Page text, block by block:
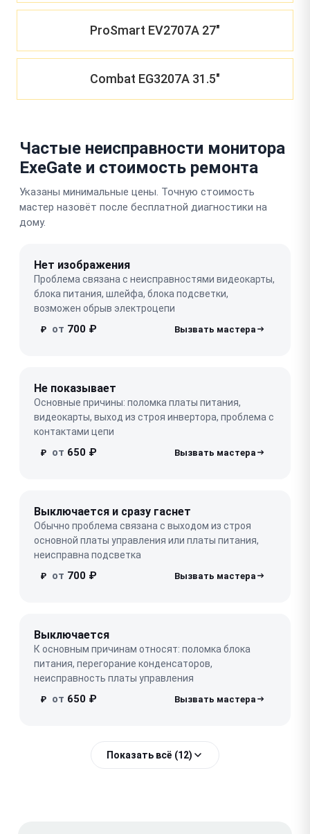
ProSmart EV2707A 27"
Combat EG3207A 31.5"
Частые неисправности монитора
ExeGate и стоимость ремонта
Указаны минимальные цены. Точную стоимость
мастер назовёт после бесплатной диагностики на
дому.
Нет изображения
Проблема связана с неисправностями видеокарты,
блока питания, шлейфа, блока подсветки,
возможен обрыв электроцепи
₽ от 700 ₽
Не показывает
Основные причины: поломка платы питания,
видеокарты, выход из строя инвертора, проблема с
контактами цепи
₽ от 650 ₽
Выключается и сразу гаснет
Обычно проблема связана с выходом из строя
основной платы управления или платы питания,
неисправна подсветка
₽ от 700 ₽
Выключается
К основным причинам относят: поломка блока
питания, перегорание конденсаторов,
неисправность платы управления
₽ от 650 ₽
Показать всё (12)